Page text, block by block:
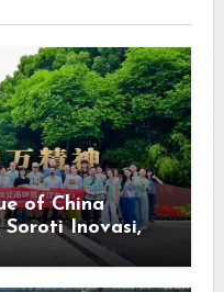
of China
Soroti Inovasi,